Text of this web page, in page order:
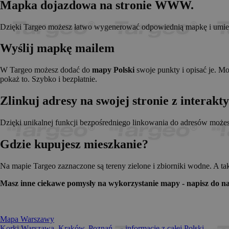
Mapka dojazdowa na stronie WWW.
Dzięki Targeo możesz łatwo wygenerować odpowiednią mapkę i
Wyślij mapkę mailem
W Targeo możesz dodać do mapy Polski swoje punkty i opisać je.
pokaż to. Szybko i bezpłatnie.
Zlinkuj adresy na swojej stronie z
Dzięki unikalnej funkcji bezpośredniego linkowania do adresów
Gdzie kupujesz mieszkanie?
Na mapie Targeo zaznaczone są tereny zielone i zbiorniki wodne. A
Masz inne ciekawe pomysły na wykorzystanie mapy - napisz do
Mapa Warszawy
_pk_id.1.c431
anj
__gads
Srl
IDE
APC
and